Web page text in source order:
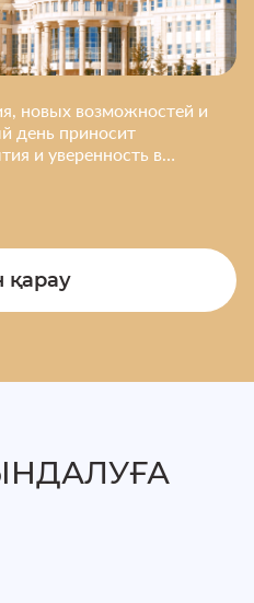
новых возможностей и
день приносит
и уверенность в
қарау